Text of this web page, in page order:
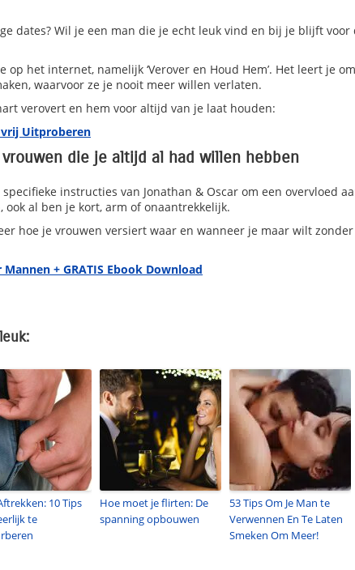
dates? Wil je een man die je echt leuk vind en bij je blijft voor
op het internet, namelijk ‘Verover en Houd Hem’. Het leert je
waarvoor ze je nooit meer willen verlaten.
verovert en hem voor altijd van je laat houden:
Uitproberen
die je altijd al had willen hebben
instructies van Jonathan & Oscar om een overvloed
al ben je kort, arm of onaantrekkelijk.
hoe je vrouwen versiert waar en wanneer je maar wilt zonder
+ GRATIS Ebook Download
10 Tips
te
Hoe moet je flirten: De
spanning opbouwen
53 Tips Om Je Man te
Verwennen En Te Laten
Smeken Om Meer!